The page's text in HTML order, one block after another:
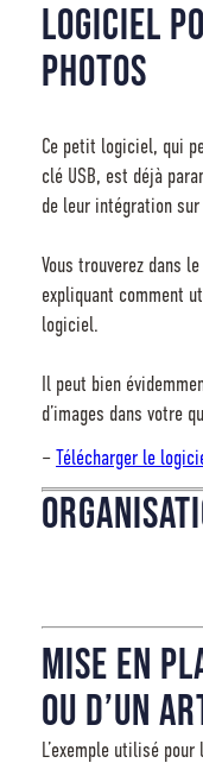
Logiciel
photos
Ce petit logiciel, qui
clé USB, est déjà
de leur intégration
Vous trouverez dans
expliquant comment
logiciel.
Il peut bien
d’images dans votre
– Télécharger le
Mise en
ou d’un
L’exemple utilisé